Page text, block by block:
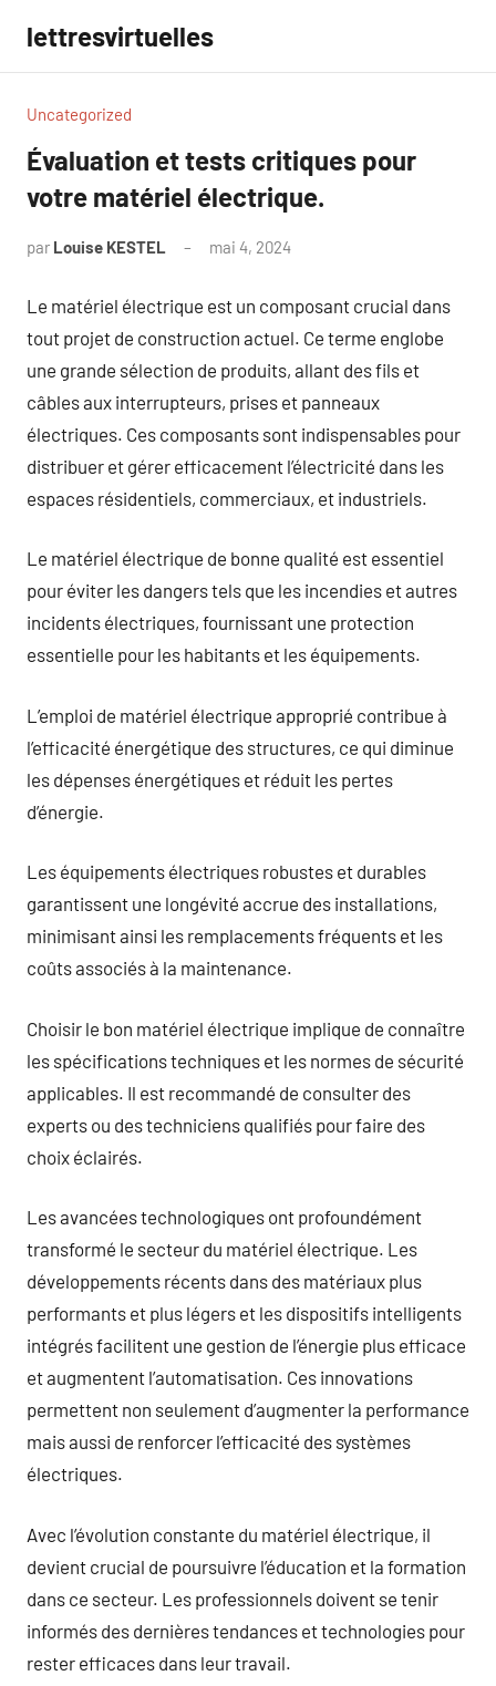
contenu
lettresvirtuelles
Uncategorized
Évaluation et tests critiques pour
votre matériel électrique.
par Louise KESTEL mai 4, 2024
Le matériel électrique est un composant crucial dans
tout projet de construction actuel. Ce terme englobe
une grande sélection de produits, allant des fils et
câbles aux interrupteurs, prises et panneaux
électriques. Ces composants sont indispensables pour
distribuer et gérer efficacement l’électricité dans les
espaces résidentiels, commerciaux, et industriels.
Le matériel électrique de bonne qualité est essentiel
pour éviter les dangers tels que les incendies et autres
incidents électriques, fournissant une protection
essentielle pour les habitants et les équipements.
L’emploi de matériel électrique approprié contribue à
l’efficacité énergétique des structures, ce qui diminue
les dépenses énergétiques et réduit les pertes
d’énergie.
Les équipements électriques robustes et durables
garantissent une longévité accrue des installations,
minimisant ainsi les remplacements fréquents et les
coûts associés à la maintenance.
Choisir le bon matériel électrique implique de connaître
les spécifications techniques et les normes de sécurité
applicables. Il est recommandé de consulter des
experts ou des techniciens qualifiés pour faire des
choix éclairés.
Les avancées technologiques ont profoundément
transformé le secteur du matériel électrique. Les
développements récents dans des matériaux plus
performants et plus légers et les dispositifs intelligents
intégrés facilitent une gestion de l’énergie plus efficace
et augmentent l’automatisation. Ces innovations
permettent non seulement d’augmenter la performance
mais aussi de renforcer l’efficacité des systèmes
électriques.
Avec l’évolution constante du matériel électrique, il
devient crucial de poursuivre l’éducation et la formation
dans ce secteur. Les professionnels doivent se tenir
informés des dernières tendances et technologies pour
rester efficaces dans leur travail.